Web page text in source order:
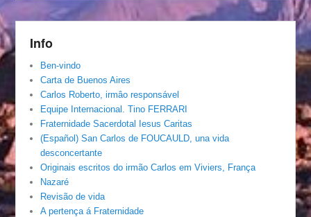
Info
Ben-vindo
Carta de Buenos Aires
Carlos Roberto, irmâo responsável
Equipe Internacional. Tino FERRARI
Fraternidade Sacerdotal Iesus Caritas
(Español) San Carlos de FOUCAULD, una vida
desconcertante
Originais escritos do irmão Carlos em Viviers, França
Nazaré
Revisão de vida
A pertença á Fraternidade